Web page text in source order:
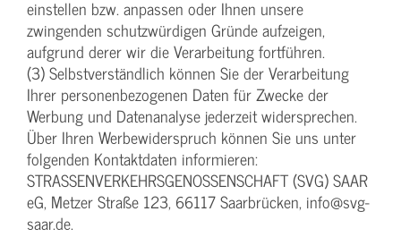
einstellen bzw. anpassen oder Ihnen unsere
zwingenden schutzwürdigen Gründe aufzeigen,
aufgrund derer wir die Verarbeitung fortführen.
(3) Selbstverständlich können Sie der Verarbeitung
Ihrer personenbezogenen Daten für Zwecke der
Werbung und Datenanalyse jederzeit widersprechen.
Über Ihren Werbewiderspruch können Sie uns unter
folgenden Kontaktdaten informieren:
STRASSENVERKEHRSGENOSSENSCHAFT (SVG) SAAR
eG, Metzer Straße 123, 66117 Saarbrücken, info@svg-
saar.de.